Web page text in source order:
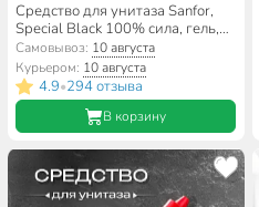
Средство для унитаза Sanfor,
Special Black 100% сила, гель,
750 мл, 1896
Самовывоз: 10 августа
Курьером: 10 августа
4.9•294 отзыва
В корзину